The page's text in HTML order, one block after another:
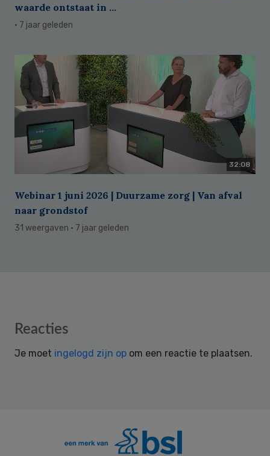
waarde ontstaat in ...
· 7 jaar geleden
32:08
Webinar 1 juni 2026 | Duurzame zorg | Van afval
naar grondstof
31 weergaven · 7 jaar geleden
Reader
Reacties
Je moet ingelogd zijn op om een reactie te plaatsen.